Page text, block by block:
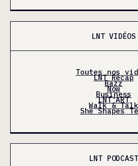
LNT VIDÉOS
Toutes nos
LNT Récap
Bazz
Now
Business
LNT'ART
Walk & Talk
She Shapes
LNT PODCAST